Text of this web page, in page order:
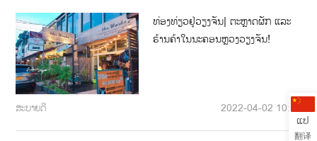
ທ່ອງທ່ຽວຢູ່ວຽງຈັນ| ຕະຫຼາດຜັກ ແລະ
ຮ້ານຄ້າໃນນະຄອນຫຼວງວຽງຈັນ!
ສະບາຍດີ 2022-04-02 10:07
ແປ
翻译